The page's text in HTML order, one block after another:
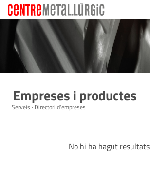
Empreses i productes
Serveis · Directori d'empreses
No hi ha hagut resultats